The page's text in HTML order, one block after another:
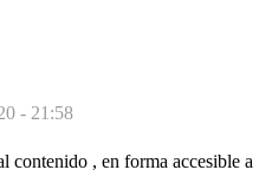
- 21:58
contenido , en forma accesible a